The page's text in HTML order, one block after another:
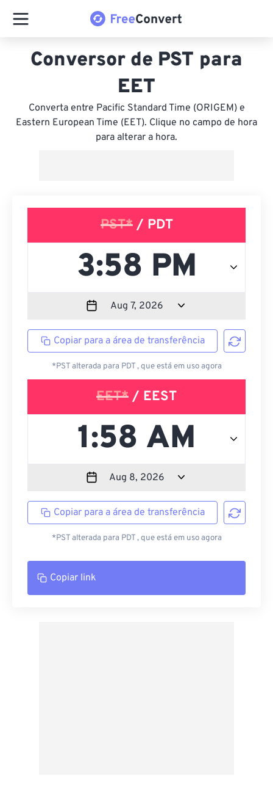
Conversor de PST para
EET
Converta entre Pacific Standard Time (ORIGEM) e
Eastern European Time (EET). Clique no campo de hora
para alterar a hora.
PST*/ PDT
Copiar para a área de transferência
*PST alterada para PDT , que está em uso agora
EET* / EEST
Copiar para a área de transferência
*PST alterada para PDT , que está em uso agora
Copiar link